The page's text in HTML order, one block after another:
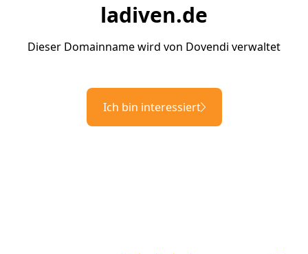
ladiven.de
Dieser Domainname wird von Dovendi verwaltet
Ich bin interessiert